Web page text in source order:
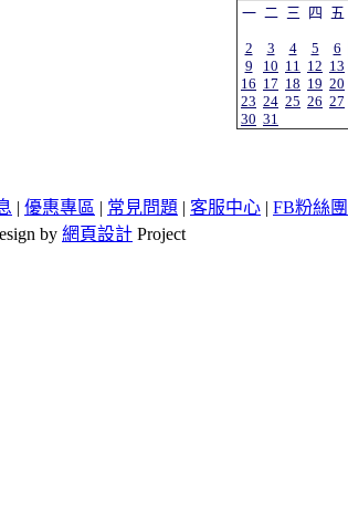
一 二 三 四 五
2
3 4 5 6
9
10 11 12 13
16 17 18 19 20
23 24 25 26 27
30 31
| 優惠專區 | 常見問題 | 客服中心 | FB粉絲團
by 網頁設計 Project